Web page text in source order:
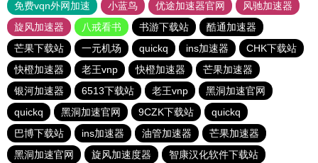
免费vqn外网加速
小蓝鸟 优途加速器官网
风驰加速器
旋风加速器
八戒看书 书游下载站
酷通加速器
芒果下载站
一元机场 quickq ins加速器
CHK下载站
快橙加速器
老王vnp 快橙加速器
芒果加速器
银河加速器
6513下载站 老王vnp
黑洞加速官网
quickq
黑洞加速官网 9CZK下载站
quickq
巴博下载站
ins加速器 油管加速器
芒果加速器
黑洞加速官网
旋风加速度器 智康汉化软件下载站